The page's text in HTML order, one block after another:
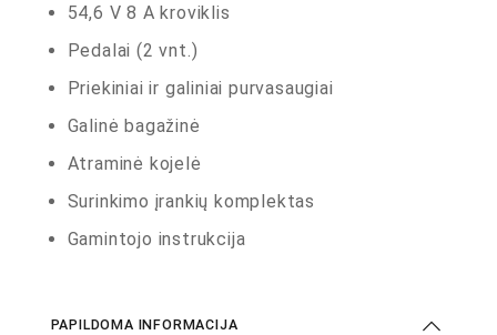
54,6 V 8 A kroviklis
Pedalai (2 vnt.)
Priekiniai ir galiniai purvasaugiai
Galinė bagažinė
Atraminė kojelė
Surinkimo įrankių komplektas
Gamintojo instrukcija
PAPILDOMA INFORMACIJA